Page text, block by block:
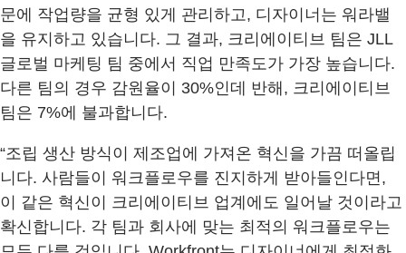
문에 작업량을 균형 있게 관리하고, 디자이너는 워라밸
을 유지하고 있습니다. 그 결과, 크리에이티브 팀은 JLL
글로벌 마케팅 팀 중에서 직업 만족도가 가장 높습니다.
다른 팀의 경우 감원율이 30%인데 반해, 크리에이티브
팀은 7%에 불과합니다.
“조립 생산 방식이 제조업에 가져온 혁신을 가끔 떠올립
니다. 사람들이 워크플로우를 진지하게 받아들인다면,
이 같은 혁신이 크리에이티브 업계에도 일어날 것이라고
확신합니다. 각 팀과 회사에 맞는 최적의 워크플로우는